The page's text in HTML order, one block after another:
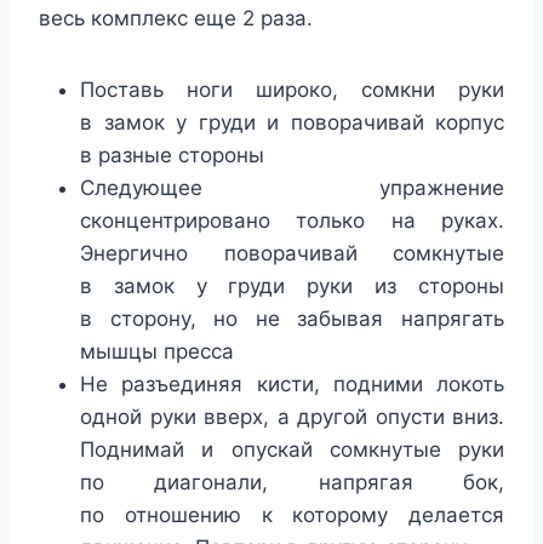
весь комплекс еще 2 раза.
Поставь ноги широко, сомкни руки
в замок у груди и поворачивай корпус
в разные стороны
Следующее упражнение
сконцентрировано только на руках.
Энергично поворачивай сомкнутые
в замок у груди руки из стороны
в сторону, но не забывая напрягать
мышцы пресса
Не разъединяя кисти, подними локоть
одной руки вверх, а другой опусти вниз.
Поднимай и опускай сомкнутые руки
по диагонали, напрягая бок,
по отношению к которому делается